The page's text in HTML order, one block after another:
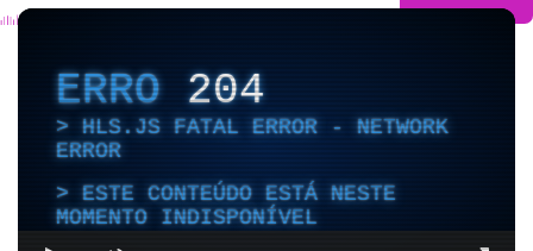
ERRO204
HLS.JS FATAL ERROR - NETWORK
ERROR
ESTE CONTEÚDO ESTÁ NESTE
MOMENTO INDISPONÍVEL